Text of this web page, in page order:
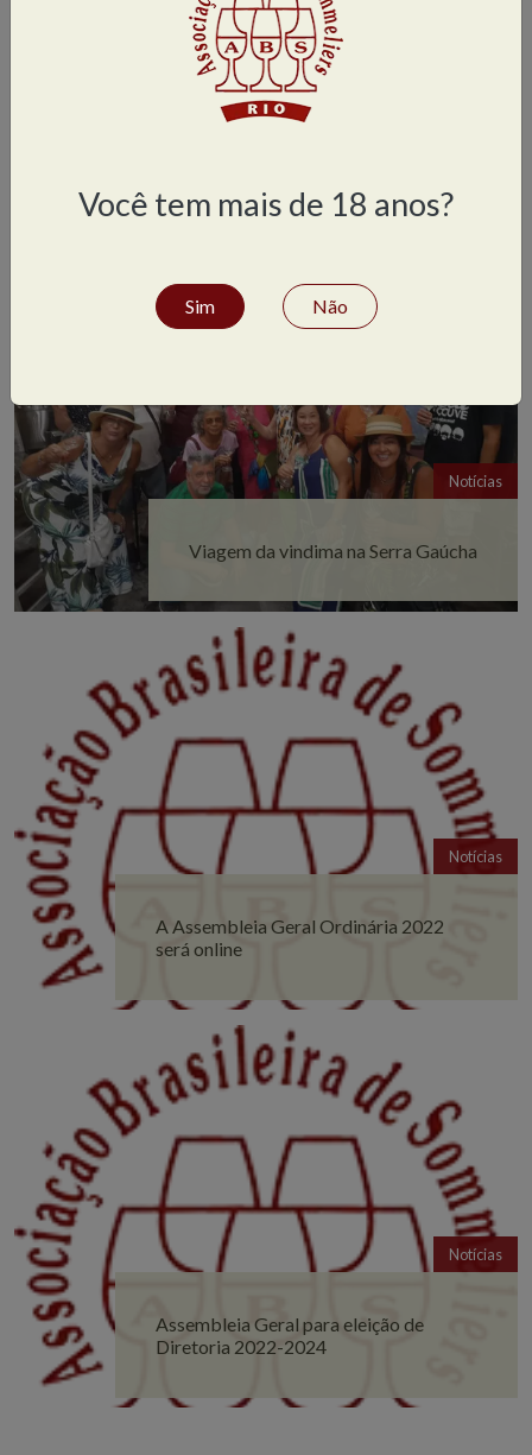
Notícias
Viagem da vindima na Serra Gaúcha
Notícias
A Assembleia Geral Ordinária 2022
será online
Notícias
Assembleia Geral para eleição de
Diretoria 2022-2024
Você tem mais de 18 anos?
Sim Não